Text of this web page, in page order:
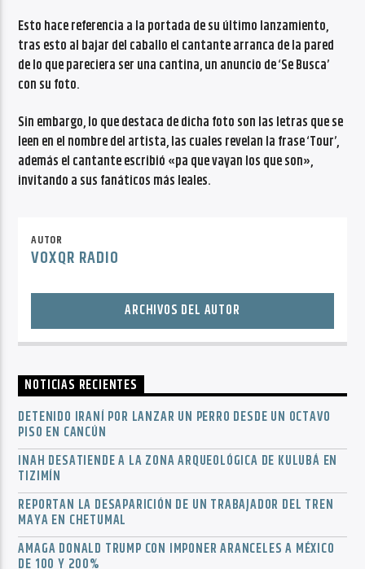
Esto hace referencia a la portada de su último lanzamiento,
tras esto al bajar del caballo el cantante arranca de la pared
de lo que pareciera ser una cantina, un anuncio de ‘Se Busca’
con su foto.
Sin embargo, lo que destaca de dicha foto son las letras que se
leen en el nombre del artista, las cuales revelan la frase ‘Tour’,
además el cantante escribió «pa que vayan los que son»,
invitando a sus fanáticos más leales.
AUTOR
VOXQR RADIO
ARCHIVOS DEL AUTOR
NOTICIAS RECIENTES
DETENIDO IRANÍ POR LANZAR UN PERRO DESDE UN OCTAVO
PISO EN CANCÚN
INAH DESATIENDE A LA ZONA ARQUEOLÓGICA DE KULUBÁ EN
TIZIMÍN
REPORTAN LA DESAPARICIÓN DE UN TRABAJADOR DEL TREN
MAYA EN CHETUMAL
AMAGA DONALD TRUMP CON IMPONER ARANCELES A MÉXICO
DE 100 Y 200%